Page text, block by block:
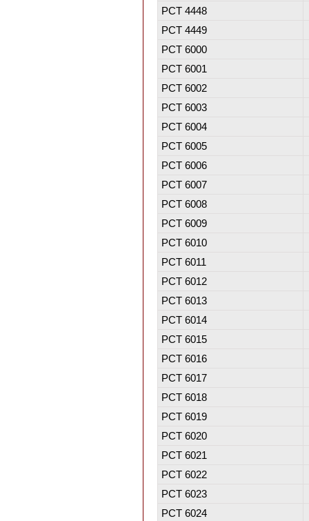
PCT 4448
PCT 4449
PCT 6000
PCT 6001
PCT 6002
PCT 6003
PCT 6004
PCT 6005
PCT 6006
PCT 6007
PCT 6008
PCT 6009
PCT 6010
PCT 6011
PCT 6012
PCT 6013
PCT 6014
PCT 6015
PCT 6016
PCT 6017
PCT 6018
PCT 6019
PCT 6020
PCT 6021
PCT 6022
PCT 6023
PCT 6024